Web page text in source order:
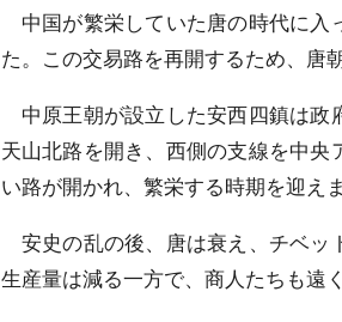
中国が繁栄していた唐の時代に入
た。この交易路を再開するため、唐
中原王朝が設立した安西四鎮は政
天山北路を開き、西側の支線を中
い路が開かれ、繁栄する時期を迎えま
安史の乱の後、唐は衰え、チベッ
生産量は減る一方で、商人たちも遠